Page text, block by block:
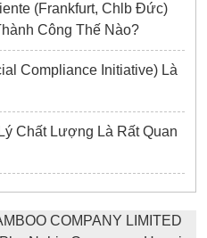
(Frankfurt, Chlb Đức)
Công Thế Nào?
Compliance Initiative) Là
Chất Lượng Là Rất Quan
COMPANY LIMITED